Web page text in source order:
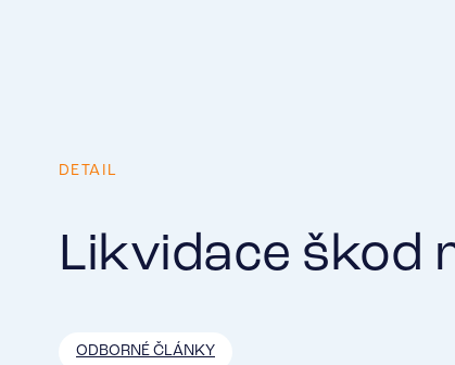
DETAIL
Likvidace škod
ODBORNÉ ČLÁNKY